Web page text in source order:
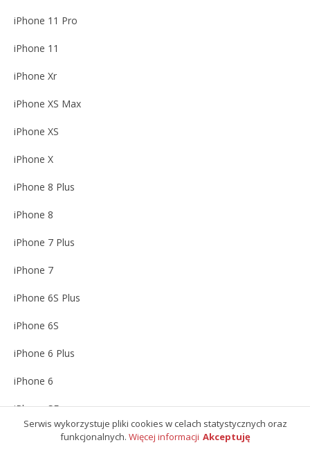
Serwis wykorzystuje pliki cookies w celach statystycznych oraz
funkcjonalnych. Więcej informacji Akceptuję
iPhone 11 Pro
iPhone 11
iPhone Xr
iPhone XS Max
iPhone XS
iPhone X
iPhone 8 Plus
iPhone 8
iPhone 7 Plus
iPhone 7
iPhone 6S Plus
iPhone 6S
iPhone 6 Plus
iPhone 6
iPhone SE